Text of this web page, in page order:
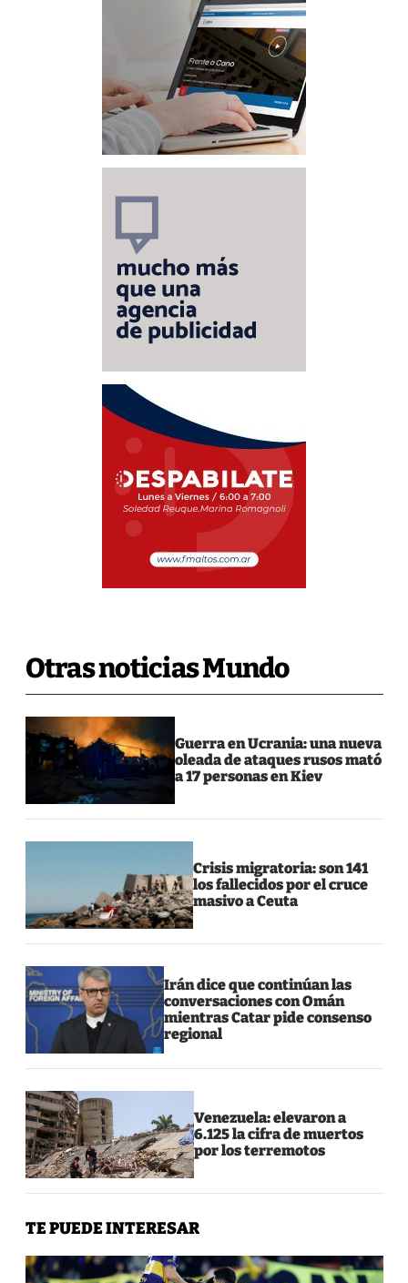
Otras noticias Mundo
Guerra en Ucrania: una nueva
oleada de ataques rusos mató
a 17 personas en Kiev
Crisis migratoria: son 141
los fallecidos por el cruce
masivo a Ceuta
Irán dice que continúan las
conversaciones con Omán
mientras Catar pide consenso
regional
Venezuela: elevaron a
6.125 la cifra de muertos
por los terremotos
TE PUEDE INTERESAR